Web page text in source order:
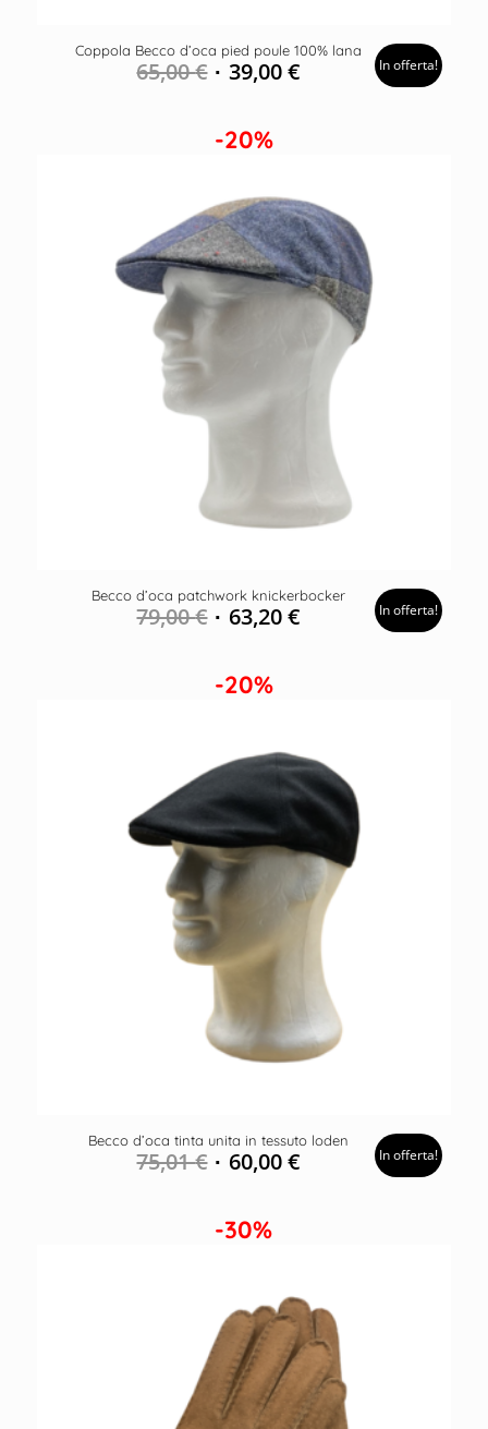
Coppola Becco d’oca pied poule 100% lana
65,00€ 39,00€ In offerta!
-20%
Becco d’oca patchwork knickerbocker
79,00€ 63,20€ In offerta!
-20%
Becco d’oca tinta unita in tessuto loden
75,01€ 60,00€ In offerta!
-30%